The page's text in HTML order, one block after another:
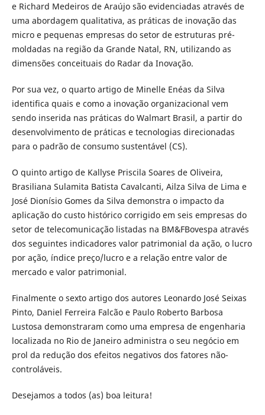
e Richard Medeiros de Araújo são evidenciadas através de
uma abordagem qualitativa, as práticas de inovação das
micro e pequenas empresas do setor de estruturas pré-
moldadas na região da Grande Natal, RN, utilizando as
dimensões conceituais do Radar da Inovação.
Por sua vez, o quarto artigo de Minelle Enéas da Silva
identifica quais e como a inovação organizacional vem
sendo inserida nas práticas do Walmart Brasil, a partir do
desenvolvimento de práticas e tecnologias direcionadas
para o padrão de consumo sustentável (CS).
O quinto artigo de Kallyse Priscila Soares de Oliveira,
Brasiliana Sulamita Batista Cavalcanti, Ailza Silva de Lima e
José Dionísio Gomes da Silva demonstra o impacto da
aplicação do custo histórico corrigido em seis empresas do
setor de telecomunicação listadas na BM&FBovespa através
dos seguintes indicadores valor patrimonial da ação, o lucro
por ação, índice preço/lucro e a relação entre valor de
mercado e valor patrimonial.
Finalmente o sexto artigo dos autores Leonardo José Seixas
Pinto, Daniel Ferreira Falcão e Paulo Roberto Barbosa
Lustosa demonstraram como uma empresa de engenharia
localizada no Rio de Janeiro administra o seu negócio em
prol da redução dos efeitos negativos dos fatores não-
controláveis.
Desejamos a todos (as) boa leitura!